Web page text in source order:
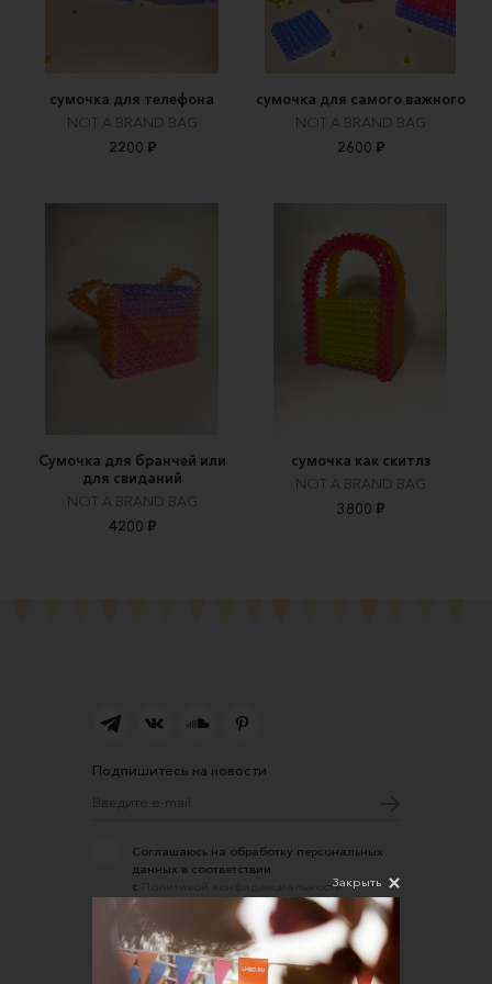
сумочка для телефона
NOT A BRAND BAG
2200 ₽
сумочка для самого важного
NOT A BRAND BAG
2600 ₽
Сумочка для бранчей или
для свиданий
NOT A BRAND BAG
4200 ₽
сумочка как скитлз
NOT A BRAND BAG
3800 ₽
Подпишитесь на новости
Соглашаюсь на обработку персональных
данных в соответствии
с
Политикой конфиденциальности
Открыть магазин
Участие в офлайн-маркете
Закрыть